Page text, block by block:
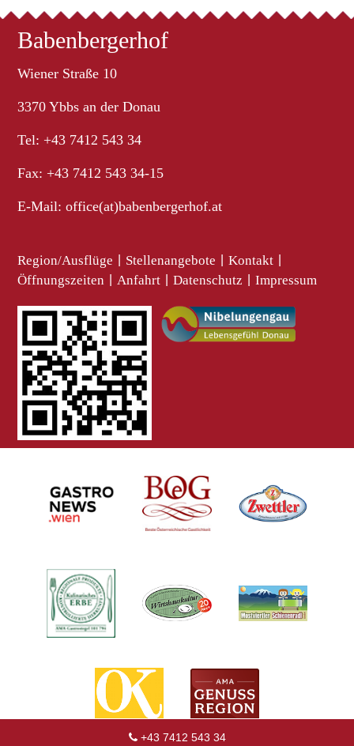
+43 7412 543 34
Babenbergerhof
Wiener Straße 10
3370 Ybbs an der Donau
Tel: +43 7412 543 34
Fax: +43 7412 543 34-15
E-Mail:office(at)babenbergerhof.at
Region/Ausflüge Stellenangebote Kontakt
Öffnungszeiten Anfahrt Datenschutz Impressum